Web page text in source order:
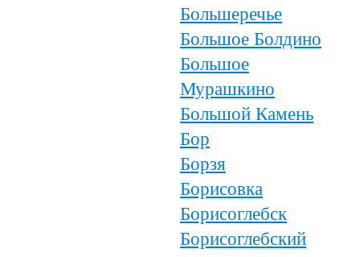
Большеречье
Большое Болдино
Большое
Мурашкино
Большой Камень
Бор
Борзя
Борисовка
Борисоглебск
Борисоглебский